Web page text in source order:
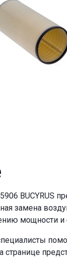
BUCYRUS
замена
мощности
странице